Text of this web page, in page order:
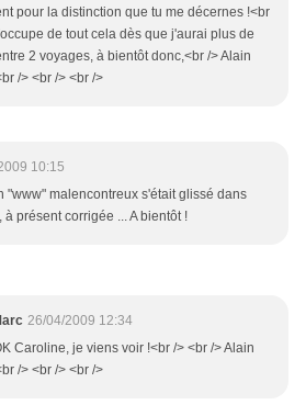
pour la distinction que tu me décernes !<br
de tout cela dès que j'aurai plus de
2 voyages, à bientôt donc,<br /> Alain
/> <br /> <br />
10:15
"www" malencontreux s'était glissé dans
présent corrigée ... A bientôt !
26/04/2009 12:34
Caroline, je viens voir !<br /> <br /> Alain
/> <br /> <br />